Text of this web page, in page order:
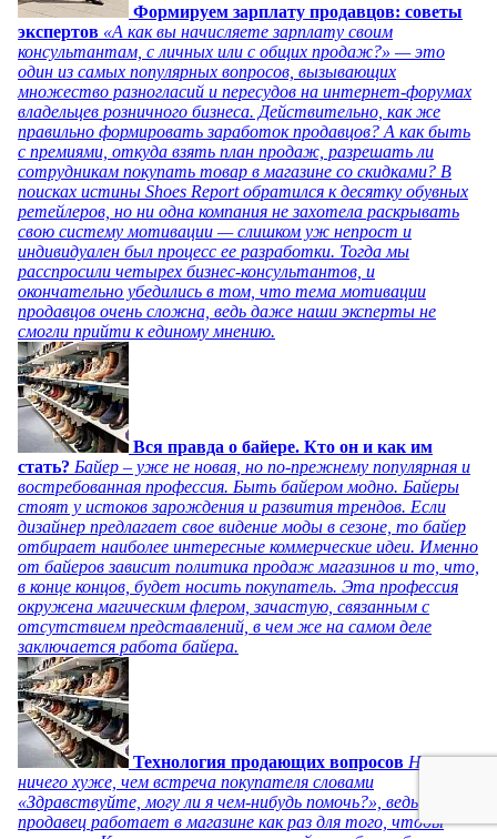
Формируем зарплату продавцов: советы
экспертов «А как вы начисляете зарплату своим
консультантам, с личных или с общих продаж?» — это
один из самых популярных вопросов, вызывающих
множество разногласий и пересудов на интернет-форумах
владельцев розничного бизнеса. Действительно, как же
правильно формировать заработок продавцов? А как быть
с премиями, откуда взять план продаж, разрешать ли
сотрудникам покупать товар в магазине со скидками? В
поисках истины Shoes Report обратился к десятку обувных
ретейлеров, но ни одна компания не захотела раскрывать
свою систему мотивации — слишком уж непрост и
индивидуален был процесс ее разработки. Тогда мы
расспросили четырех бизнес-консультантов, и
окончательно убедились в том, что тема мотивации
продавцов очень сложна, ведь даже наши эксперты не
смогли прийти к единому мнению.
Вся правда о байере. Кто он и как им
стать? Байер – уже не новая, но по-прежнему популярная и
востребованная профессия. Быть байером модно. Байеры
стоят у истоков зарождения и развития трендов. Если
дизайнер предлагает свое видение моды в сезоне, то байер
отбирает наиболее интересные коммерческие идеи. Именно
от байеров зависит политика продаж магазинов и то, что,
в конце концов, будет носить покупатель. Эта профессия
окружена магическим флером, зачастую, связанным с
отсутствием представлений, в чем же на самом деле
заключается работа байера.
Технология продающих вопросов Нет
ничего хуже, чем встреча покупателя словами
«Здравствуйте, могу ли я чем-нибудь помочь?», ведь
продавец работает в магазине как раз для того, чтобы